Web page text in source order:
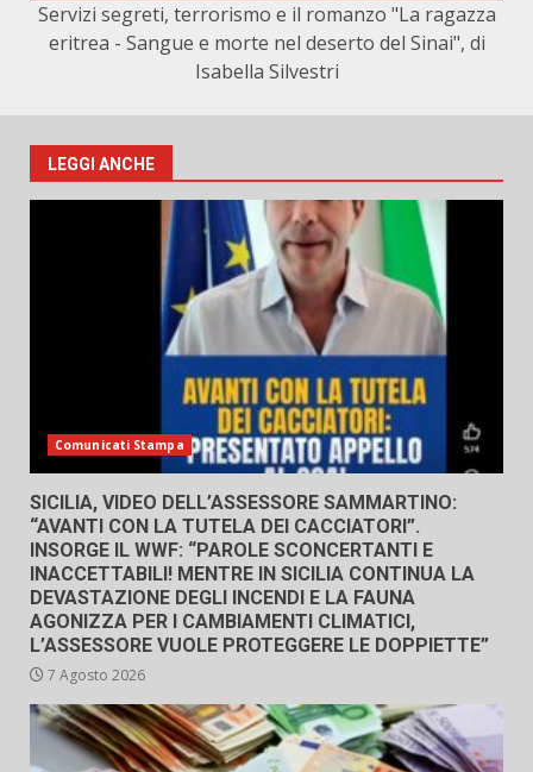
Servizi segreti, terrorismo e il romanzo "La ragazza
eritrea - Sangue e morte nel deserto del Sinai", di
Isabella Silvestri
LEGGI ANCHE
Comunicati Stampa
SICILIA, VIDEO DELL’ASSESSORE SAMMARTINO:
“AVANTI CON LA TUTELA DEI CACCIATORI”.
INSORGE IL WWF: “PAROLE SCONCERTANTI E
INACCETTABILI! MENTRE IN SICILIA CONTINUA LA
DEVASTAZIONE DEGLI INCENDI E LA FAUNA
AGONIZZA PER I CAMBIAMENTI CLIMATICI,
L’ASSESSORE VUOLE PROTEGGERE LE DOPPIETTE”
7 Agosto 2026